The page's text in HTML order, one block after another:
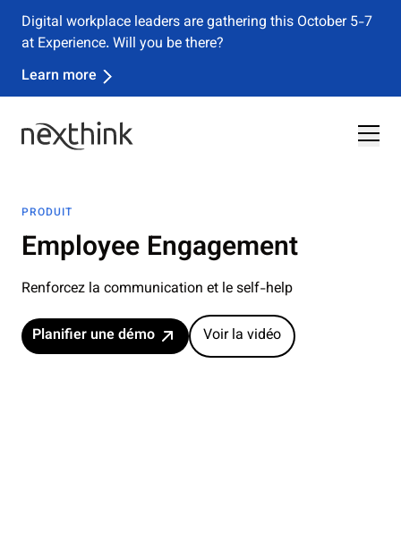
Nexthink classé au rang des Leaders dans le
Magic Quadrant™ 2026 de Gartner® consacré aux
solutions DEX
Télécharger le rapport
PRODUIT
Employee Engagement
Renforcez la communication et le self-help
Planifier une démo Voir la vidéo